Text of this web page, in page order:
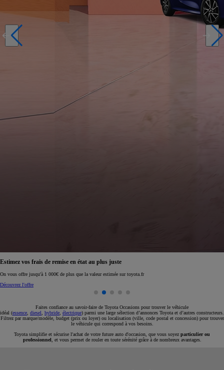
Réservez en ligne votre occasion pour 1€ seulement
Réservez en ligne
Faites confiance au savoir-faire de Toyota Occasions pour trouver le véhicule
idéal (essence diesel hybride électrique) parmi une large sélection d’annonces Toyota et d’autres constructeurs.
Filtrez par marque/modèle, budget (prix ou loyer) ou localisation (ville, code postal et concession) pour trouver
le véhicule qui correspond à vos besoins.
Toyota simplifie et sécurise l'achat de votre future auto d'occasion, que vous soyez particulier ou
professionnel , et vous permet de rouler en toute sérénité grâce à de nombreux avantages.